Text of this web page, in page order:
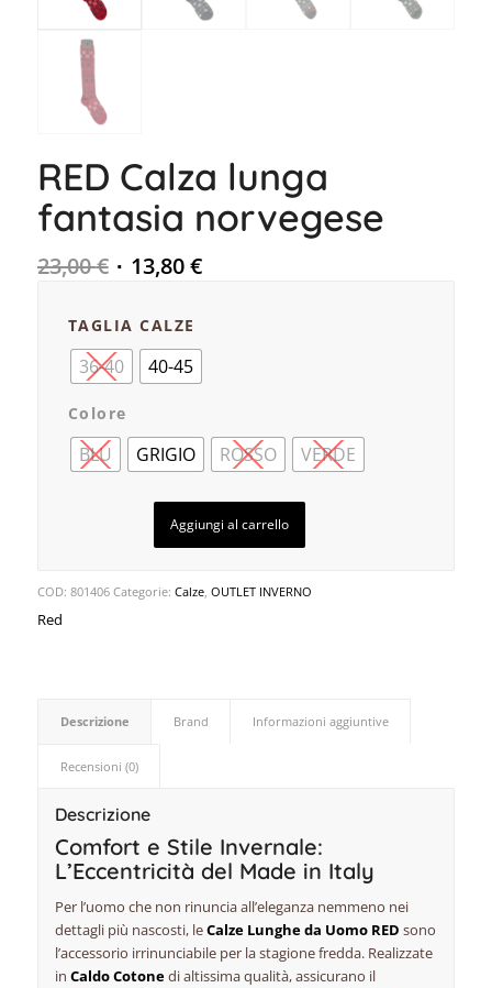
RED Calza lunga
fantasia norvegese
23,00€ 13,80€
TAGLIA CALZE
36-40 40-45
Colore
BLU GRIGIO ROSSO VERDE
Aggiungi al carrello
COD: 801406 Categorie: Calze, OUTLET INVERNO
Red
Descrizione Brand Informazioni aggiuntive
Recensioni (0)
Descrizione
Comfort e Stile Invernale:
L’Eccentricità del Made in Italy
Per l’uomo che non rinuncia all’eleganza nemmeno nei
dettagli più nascosti, leCalze Lunghe da Uomo RED sono
l’accessorio irrinunciabile per la stagione fredda. Realizzate
in Caldo Cotonedi altissima qualità, assicurano il